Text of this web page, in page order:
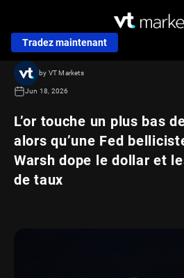
Tradez maintenant
L’or touche un plus bas
alors qu’une Fed
Warsh dope le dollar et
de taux
by VT Markets
Jun 18, 2026